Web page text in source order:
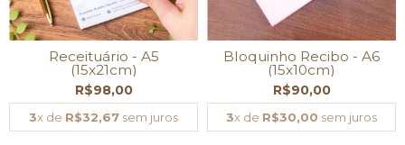
Receituário - A5
(15x21cm)
R$98,00
3x de R$32,67 sem juros
Bloquinho Recibo - A6
(15x10cm)
R$90,00
3x de R$30,00 sem juros